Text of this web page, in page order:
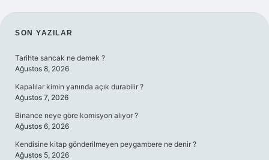
SIDEBAR
SON YAZILAR
Tarihte sancak ne demek ?
Ağustos 8, 2026
Kapalılar kimin yanında açık durabilir ?
Ağustos 7, 2026
Binance neye göre komisyon alıyor ?
Ağustos 6, 2026
Kendisine kitap gönderilmeyen peygambere ne denir ?
Ağustos 5, 2026